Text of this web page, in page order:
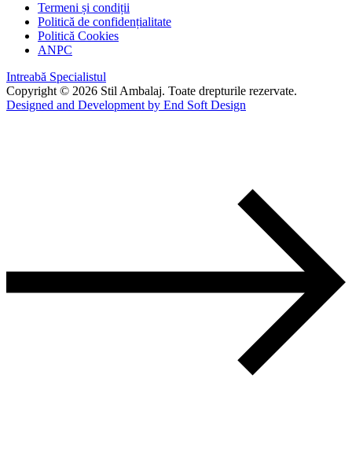
Termeni și condiții
Politică de confidențialitate
Politică Cookies
ANPC
Intreabă Specialistul
Copyright © 2026 Stil Ambalaj. Toate drepturile rezervate.
Designed and Development by End Soft Design